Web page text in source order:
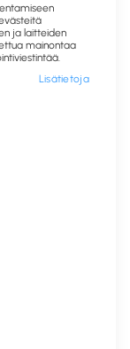
ja laitteiden
mainontaa
Lisätietoja